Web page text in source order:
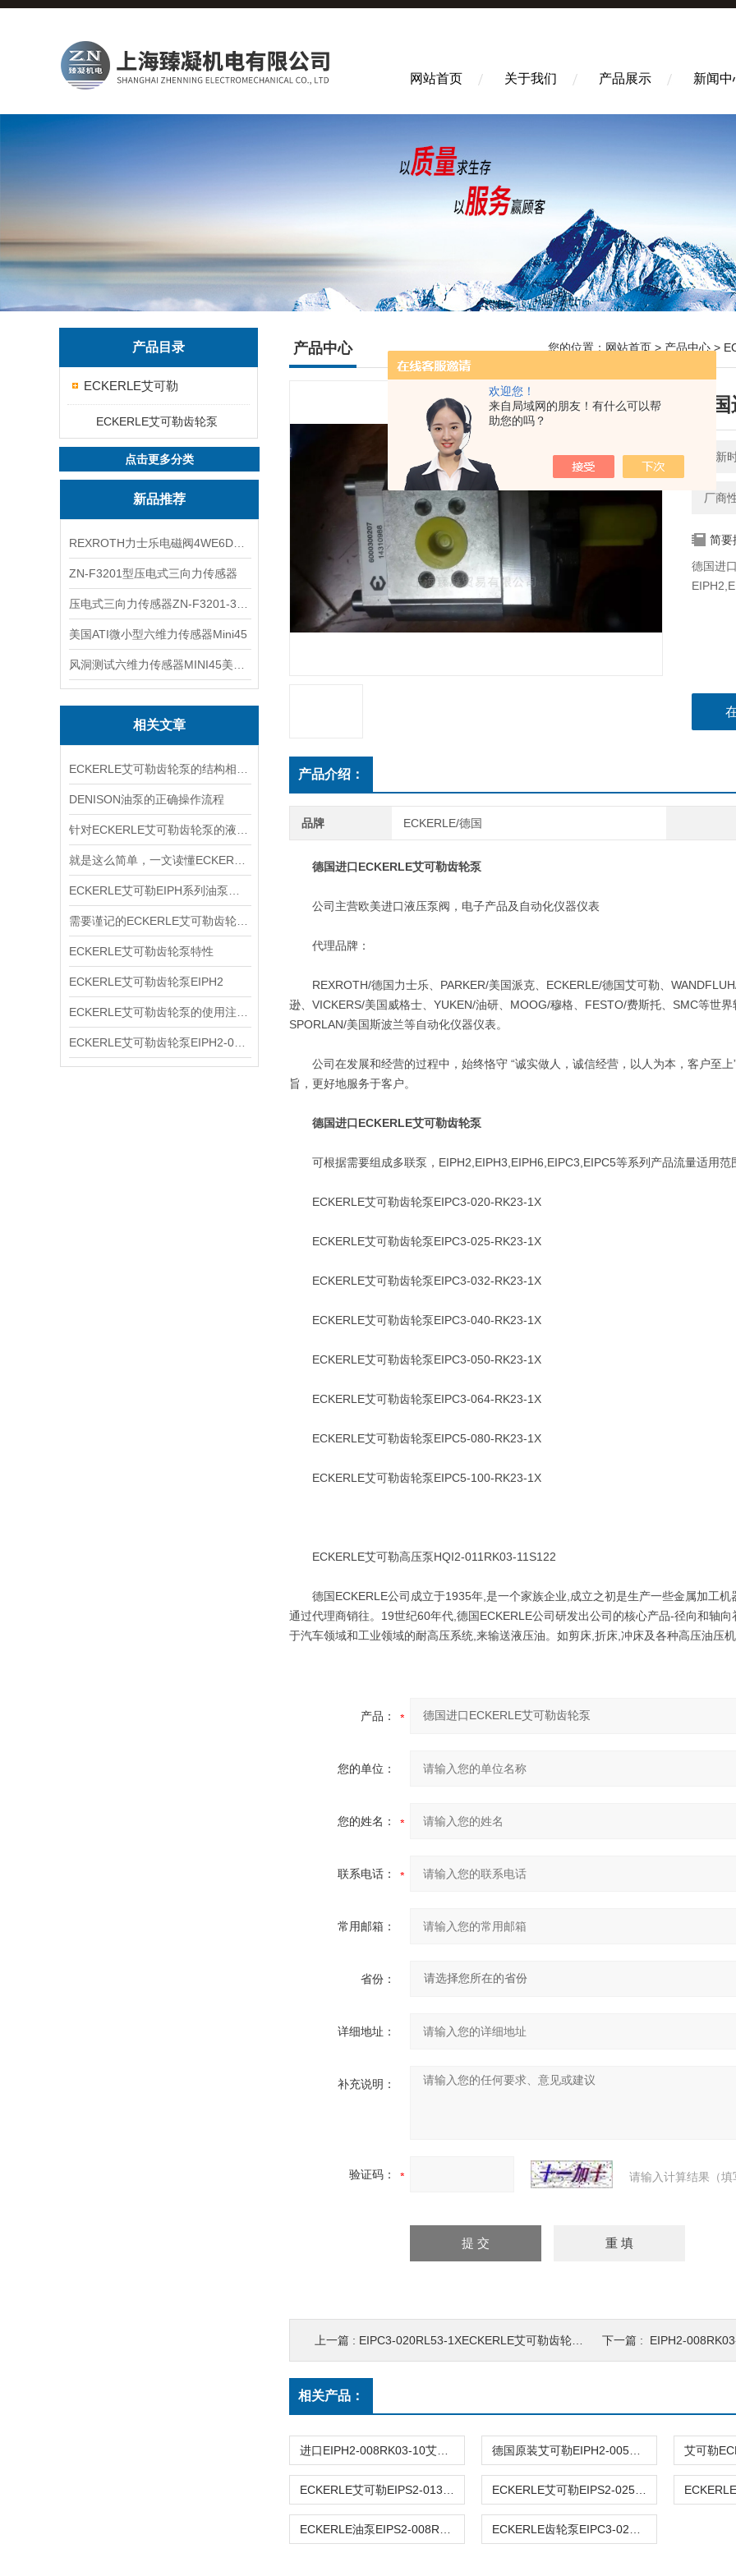
欢迎您！
来自局域网的朋友！有什么可以帮
助您的吗？
网站首页 关于我们 产品展示 新闻中
产品目录
ECKERLE艾可勒
ECKERLE艾可勒齿轮泵
点击更多分类
新品推荐
ZN-F3201型压电式三向力传感器
美国ATI微小型六维力传感器Mini45
相关文章
DENISON油泵的正确操作流程
ECKERLE艾可勒齿轮泵特性
ECKERLE艾可勒齿轮泵EIPH2
产品中心 您的位置： 网站首页 > 产品中心 >
德
更新
厂商
简要
德国进
产品介绍：
品牌 ECKERLE/德国
德国进口ECKERLE艾可勒齿轮泵
公司主营欧美进口液压泵阀，电子产品及自动化仪器仪表
代理品牌：
REXROTH/德国力士乐、PARKER/美国派克、ECKERLE/德国艾可勒、
逊、VICKERS/美国威格士、YUKEN/油研、MOOG/穆格、FESTO/费斯托、SMC等世
SPORLAN/美国斯波兰等自动化仪器仪表。
公司在发展和经营的过程中，始终恪守 “诚实做人，诚信经营，以人为本，客户至上
旨，更好地服务于客户。
德国进口ECKERLE艾可勒齿轮泵
可根据需要组成多联泵，EIPH2,EIPH3,EIPH6,EIPC3,EIPC5等系列产品流量适用范
ECKERLE艾可勒齿轮泵EIPC3-020-RK23-1X
ECKERLE艾可勒齿轮泵EIPC3-025-RK23-1X
ECKERLE艾可勒齿轮泵EIPC3-032-RK23-1X
ECKERLE艾可勒齿轮泵EIPC3-040-RK23-1X
ECKERLE艾可勒齿轮泵EIPC3-050-RK23-1X
ECKERLE艾可勒齿轮泵EIPC3-064-RK23-1X
ECKERLE艾可勒齿轮泵EIPC5-080-RK23-1X
ECKERLE艾可勒齿轮泵EIPC5-100-RK23-1X
ECKERLE艾可勒高压泵HQI2-011RK03-11S122
德国ECKERLE公司成立于1935年,是一个家族企业,成立之初是生产一些金属加工机
通过代理商销往。19世纪60年代,德国ECKERLE公司研发出公司的核心产品-径向和轴
于汽车领域和工业领域的耐高压系统,来输送液压油。如剪床,折床,冲床及各种高压油压
产品：
您的单位：
您的姓名：
联系电话：
常用邮箱：
省份：
详细地址：
补充说明：
验证码： 请输入计算结果（
上一篇 : EIPC3-020RL53-1XECKERLE艾可勒齿轮泵上海代理 下一篇 : EIPH2-008RK03-11
相关产品：